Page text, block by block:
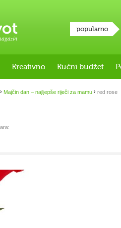
popularno
Kreativno Kućni budžet
› Majčin dan – najljepše riječi za mamu › red rose